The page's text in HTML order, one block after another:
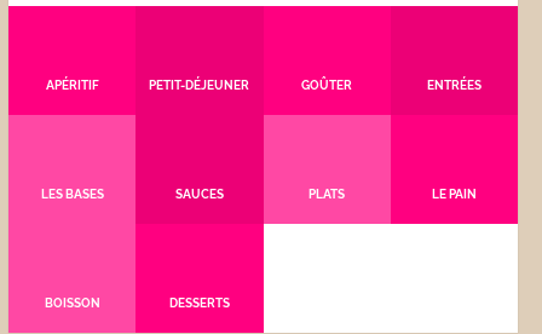
APÉRITIF PETIT-DÉJEUNER GOÛTER ENTRÉES
LES BASES SAUCES PLATS LE PAIN
BOISSON DESSERTS